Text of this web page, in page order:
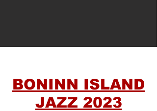
BONINN ISLAND
JAZZ 2023